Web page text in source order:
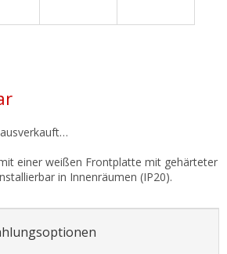
einer weißen Frontplatte mit gehärteter
in Innenräumen (IP20).